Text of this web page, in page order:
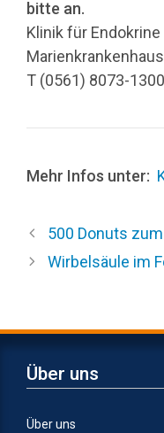
bitte an.
Klinik für
T (0561) 8073-1300
Mehr Infos unter:
500 Donuts
Wirbelsäule im
Über uns
Über uns